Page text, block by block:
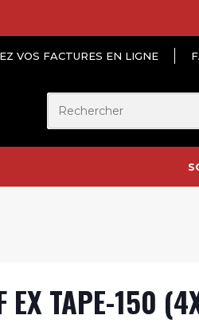
VOS FACTURES EN LIGNE
EX TAPE-150